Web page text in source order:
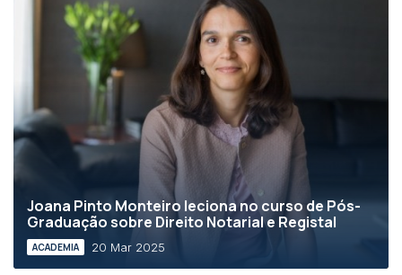
Joana Pinto Monteiro leciona no curso de Pós-
Graduação sobre Direito Notarial e Registal
ACADEMIA 20 Mar 2025